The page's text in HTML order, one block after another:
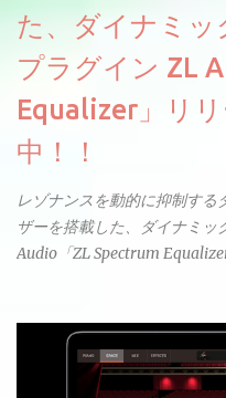
た、ダイナミッ
プラグイン ZL
Equalizer」リ
中！！
レゾナンスを動的に抑制す
ザーを搭載した、ダイナミッ
Audio「ZL Spectrum